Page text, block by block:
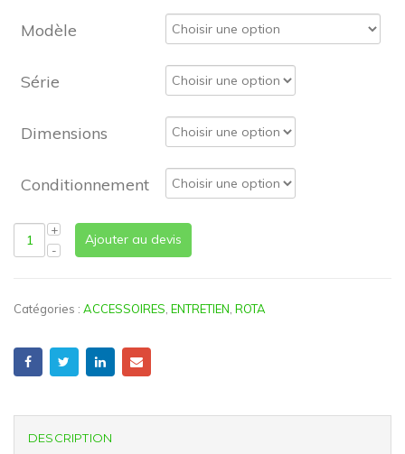
Modèle
Série
Dimensions
Conditionnement
Ajouter au devis
Catégories : ACCESSOIRES ENTRETIEN ROTA
DESCRIPTION